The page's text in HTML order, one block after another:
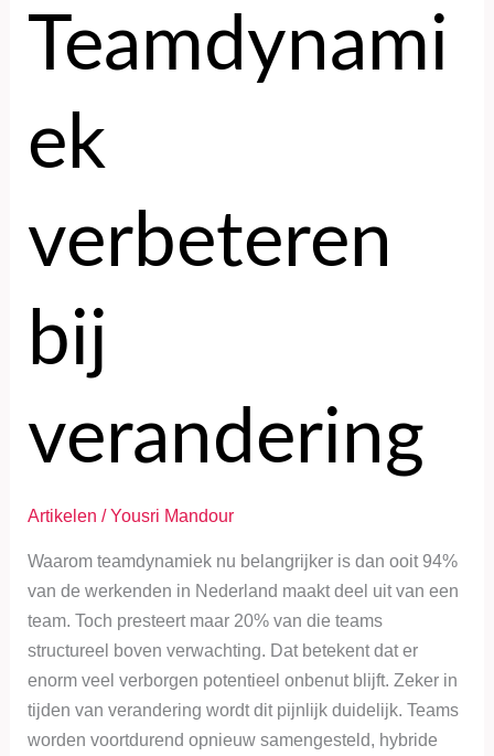
Teamdynami
ek
verbeteren
bij
verandering
Artikelen /Yousri Mandour
Waarom teamdynamiek nu belangrijker is dan ooit 94%
van de werkenden in Nederland maakt deel uit van een
team. Toch presteert maar 20% van die teams
structureel boven verwachting. Dat betekent dat er
enorm veel verborgen potentieel onbenut blijft. Zeker in
tijden van verandering wordt dit pijnlijk duidelijk. Teams
worden voortdurend opnieuw samengesteld, hybride